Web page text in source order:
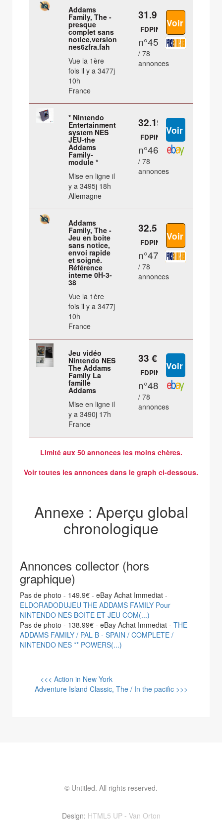
Addams
Family, The -
presque
complet sans
notice,version
nes6zfra.fah
Vue la 1ère
fois il y a 3477j
10h
France
31.9 €
FDPIN
n°45
/ 78
annonces
* Nintendo
Entertainment
system NES
JEU-the
Addams
Family-
module *
Mise en ligne il
y a 3495j 18h
Allemagne
32.19 €
FDPIN
n°46
/ 78
annonces
Addams
Family, The -
Jeu en boite
sans notice,
envoi rapide
et soigné.
Référence
interne 0H-3-
38
Vue la 1ère
fois il y a 3477j
10h
France
32.5 €
FDPIN
n°47
/ 78
annonces
Jeu vidéo
Nintendo NES
The Addams
Family La
famille
Addams
Mise en ligne il
y a 3490j 17h
France
33 €
FDPIN
n°48
/ 78
annonces
Limité aux 50 annonces les moins chères.
Voir toutes les annonces dans le graph ci-dessous.
Annexe : Aperçu global
chronologique
Annonces collector (hors
graphique)
Pas de photo - 149.9€ - eBay Achat Immediat -
ELDORADODUJEU THE ADDAMS FAMILY Pour
NINTENDO NES BOITE ET JEU COM(...)
Pas de photo - 138.99€ - eBay Achat Immediat - THE
ADDAMS FAMILY / PAL B - SPAIN / COMPLETE /
NINTENDO NES ** POWERS(...)
<<< Action in New York
Adventure Island Classic, The / In the pacific >>>
© Untitled. All rights reserved.
Design: HTML5 UP- Van Orton